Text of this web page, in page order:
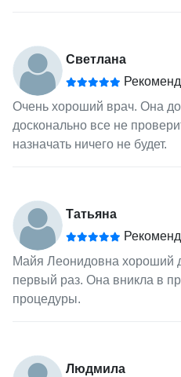
Светлана
Очень хороший врач. Она
досконально все не
назначать ничего не будет.
Татьяна
Майя Леонидовна хороший
первый раз. Она вникла в
процедуры.
Людмила